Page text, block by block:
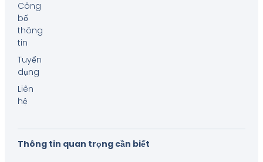
Công
bố
thông
tin
Tuyển
dụng
Liên
hệ
Thông tin quan trọng cần biết